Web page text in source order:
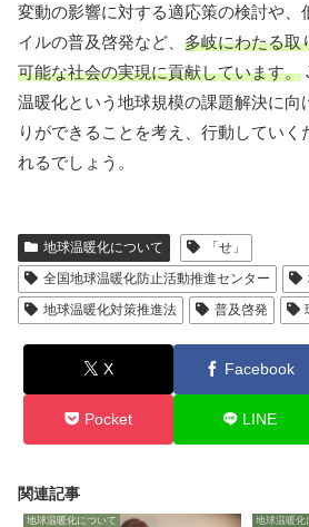
変動の影響に対する適応策の検討や、
イルの普及啓発など、 多岐にわたる取
可能な社会の実現に貢献しています。
温暖化という地球規模の課題解決に向
りができることを考え、行動していく
れるでしょう。
地球温暖化について
「せ」
全国地球温暖化防止活動推進センター
地球温暖化対策推進法
普及啓発
X Facebook
Pocket LINE
関連記事
地球温暖化について 地球温暖化